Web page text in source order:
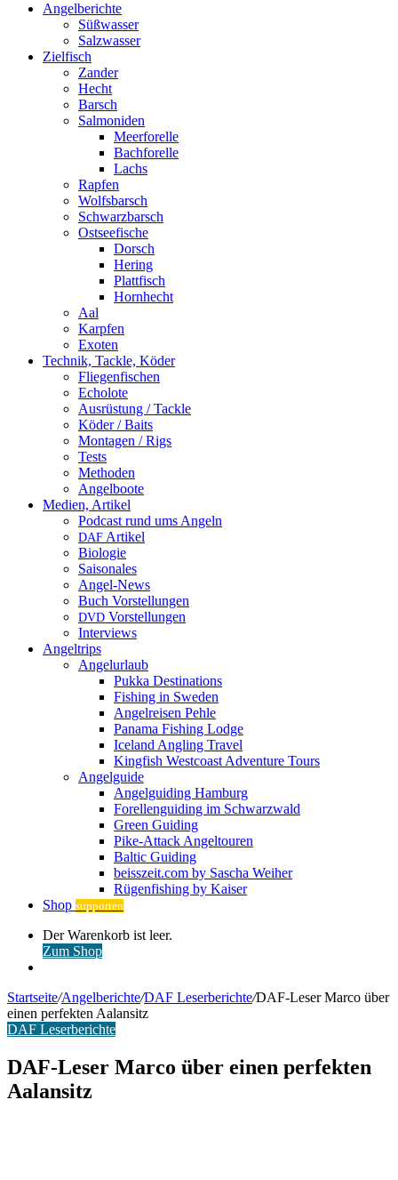
Angelberichte
Süßwasser
Salzwasser
Zielfisch
Zander
Hecht
Barsch
Salmoniden
Meerforelle
Bachforelle
Lachs
Rapfen
Wolfsbarsch
Schwarzbarsch
Ostseefische
Dorsch
Hering
Plattfisch
Hornhecht
Aal
Karpfen
Exoten
Technik, Tackle, Köder
Fliegenfischen
Echolote
Ausrüstung / Tackle
Köder / Baits
Montagen / Rigs
Tests
Methoden
Angelboote
Medien, Artikel
Podcast rund ums Angeln
DAF Artikel
Biologie
Saisonales
Angel-News
Buch Vorstellungen
DVD Vorstellungen
Interviews
Angeltrips
Angelurlaub
Pukka Destinations
Fishing in Sweden
Angelreisen Pehle
Panama Fishing Lodge
Iceland Angling Travel
Kingfish Westcoast Adventure Tours
Angelguide
Angelguiding Hamburg
Forellenguiding im Schwarzwald
Green Guiding
Pike-Attack Angeltouren
Baltic Guiding
beisszeit.com by Sascha Weiher
Rügenfishing by Kaiser
Shop supporten
Warenkorb
ansehen
Der Warenkorb ist leer.
Zum Shop
Startseite/Angelberichte/DAF Leserberichte/DAF-Leser Marco über
einen perfekten Aalansitz
DAF Leserberichte
DAF-Leser Marco über einen perfekten
Aalansitz